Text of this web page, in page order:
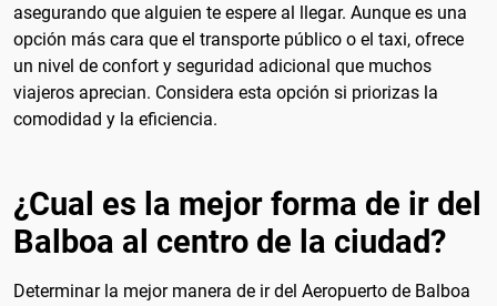
asegurando que alguien te espere al llegar. Aunque es una
opción más cara que el transporte público o el taxi, ofrece
un nivel de confort y seguridad adicional que muchos
viajeros aprecian. Considera esta opción si priorizas la
comodidad y la eficiencia.
¿Cual es la mejor forma de ir del
Balboa al centro de la ciudad?
Determinar la mejor manera de ir del Aeropuerto de Balboa